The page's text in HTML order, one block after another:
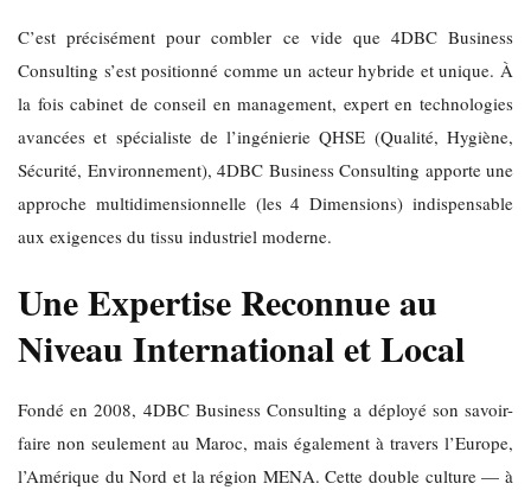
C’est précisément pour combler ce vide que 4DBC Business
Consulting s’est positionné comme un acteur hybride et unique. À
la fois cabinet de conseil en management, expert en technologies
avancées et spécialiste de l’ingénierie QHSE (Qualité, Hygiène,
Sécurité, Environnement), 4DBC Business Consulting apporte une
approche multidimensionnelle (les 4 Dimensions) indispensable
aux exigences du tissu industriel moderne.
Une Expertise Reconnue au
Niveau International et Local
Fondé en 2008, 4DBC Business Consulting a déployé son savoir-
faire non seulement au Maroc, mais également à travers l’Europe,
l’Amérique du Nord et la région MENA. Cette double culture — à